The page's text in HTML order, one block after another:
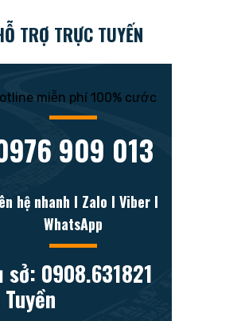
TRỢ TRỰC TUYẾN
miễn phí 100% cước
909 013
hệ nhanh l Zalo l Viber l
WhatsApp
sở: 0908.631821